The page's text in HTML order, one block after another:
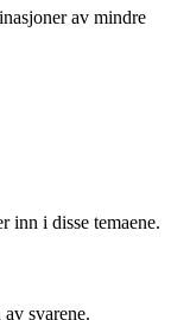
av mindre
inn i disse temaene.
svarene.